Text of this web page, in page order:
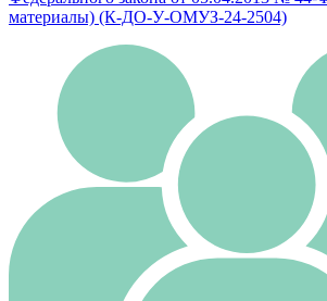
материалы) (К-ДО-У-ОМУЗ-24-2504)